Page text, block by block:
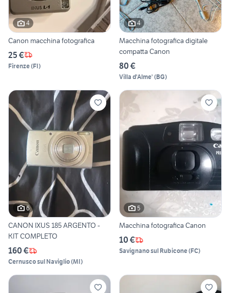
4
Canon macchina fotografica
25 €
Firenze(FI)
4
Macchina fotografica digitale
compatta Canon
80 €
Villa d'Alme' (BG)
6
CANON IXUS 185 ARGENTO -
KIT COMPLETO
160 €
Cernusco sul Naviglio(MI)
5
Macchina fotografica Canon
10 €
Savignano sul Rubicone(FC)